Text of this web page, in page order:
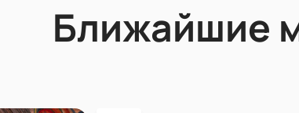
Ближайшие